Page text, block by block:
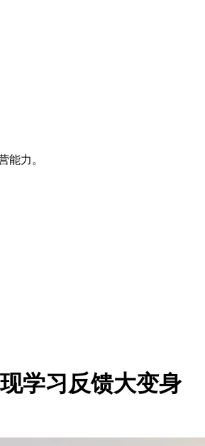
能力。
学习反馈大变身